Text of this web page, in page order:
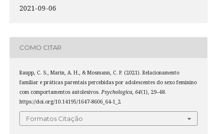
2021-09-06
COMO CITAR
Raupp, C. S., Marin, A. H., & Mosmann, C. P. (2021). Relacionamento
familiar e práticas parentais percebidas por adolescentes do sexo feminino
com comportamentos autolesivos. Psychologica, 64(1), 29–48.
https://doi.org/10.14195/1647-8606_64-1_2
Formatos Citação